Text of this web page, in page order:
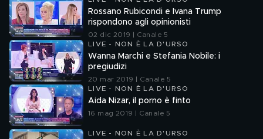
Rossano Rubicondi e Ivana Trump
rispondono agli opinionisti
02 dic 2019 | Canale 5
LIVE - NON È LA D'URSO
Wanna Marchi e Stefania Nobile: i
pregiudizi
20 mar 2019 | Canale 5
LIVE - NON È LA D'URSO
Aida Nizar, il porno è finto
16 mag 2019 | Canale 5
LIVE - NON È LA D'URSO